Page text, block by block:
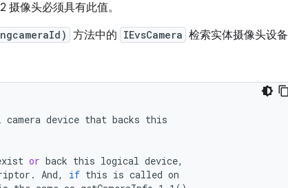
摄像头必须具有此值。
方法中的 IEvsCamera 检索实体摄像头设备
camera device that backs this
or back this logical device,
. And, if this is called on